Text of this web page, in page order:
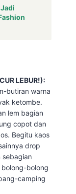
LEBUR!):
butiran warna
ketombe.
lem bagian
copot dan
Begitu kaos
drop
sebagian
bolong
camping